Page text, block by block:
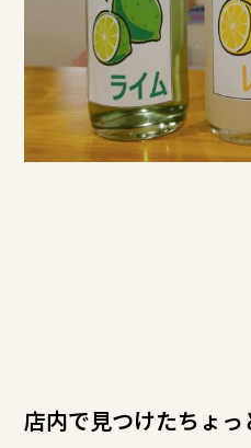
店内で見つけたちょ